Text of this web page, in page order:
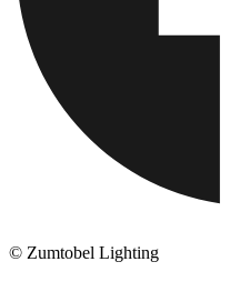
© Zumtobel Lighting